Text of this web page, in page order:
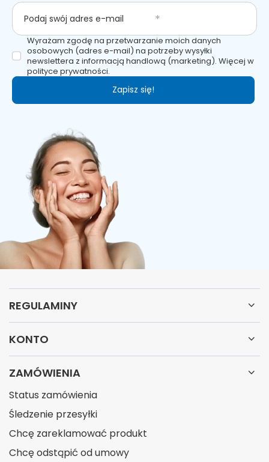
Podaj swój adres e-mail
Wyrażam zgodę na przetwarzanie moich danych
osobowych (adres e-mail) na potrzeby wysyłki
newslettera z informacją handlową (marketing). Więcej w
polityce prywatności.
Zapisz się!
REGULAMINY
KONTO
ZAMÓWIENIA
Status zamówienia
Śledzenie przesyłki
Chcę zareklamować produkt
Chcę odstąpić od umowy